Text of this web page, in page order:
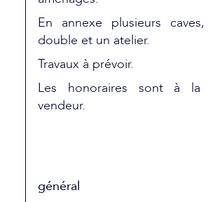
En annexe plusieurs
double et un atelier.
Travaux à prévoir.
Les honoraires sont à la
vendeur.
général